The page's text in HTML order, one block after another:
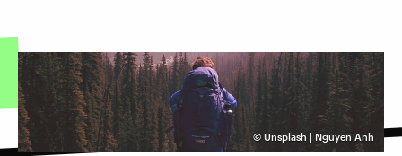
© Unsplash | Nguyen Anh